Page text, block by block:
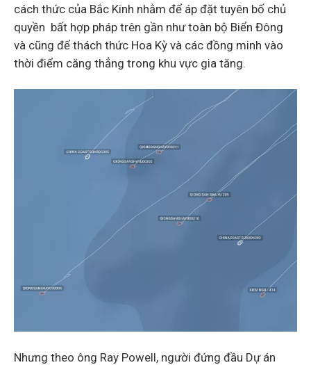
cách thức của Bắc Kinh nhằm để áp đặt tuyên bố chủ
quyền bất hợp pháp trên gần như toàn bộ Biển Đông
và cũng để thách thức Hoa Kỳ và các đồng minh vào
thời điểm căng thẳng trong khu vực gia tăng.
Nhưng theo ông Ray Powell, người đứng đầu Dự án